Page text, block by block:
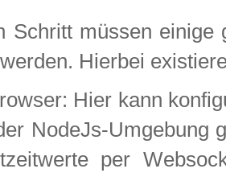
Schritt müssen einige
Hierbei
Hier kann
NodeJs-Umgebung
per